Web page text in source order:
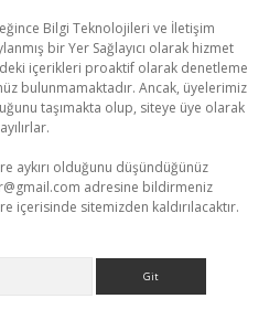
Bilgi Teknolojileri ve İletişim
bir Yer Sağlayıcı olarak hizmet
içerikleri proaktif olarak denetleme
bulunmamaktadır. Ancak, üyelerimiz
taşımakta olup, siteye üye olarak
aykırı olduğunu düşündüğünüz
adresine bildirmeniz
içerisinde sitemizden kaldırılacaktır.